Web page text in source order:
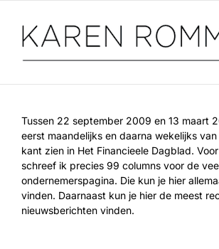
inhoud
Tussen 22 september 2009 en 13 maart
eerst maandelijks en daarna wekelijks
kant zien in Het Financieele Dagblad.
schreef ik precies 99 columns voor de
ondernemerspagina. Die kun je hier
vinden. Daarnaast kun je hier de meest
nieuwsberichten vinden.